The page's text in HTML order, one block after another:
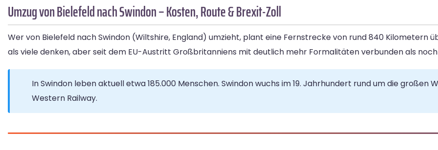
Umzug von Bielefeld nach Swindon – Kosten, Route & Brexit-Zoll
Wer von Bielefeld nach Swindon (Wiltshire, England) umzieht, plant eine Fernstrecke von rund 840 Kilometern
als viele denken, aber seit dem EU-Austritt Großbritanniens mit deutlich mehr Formalitäten verbunden als
In Swindon leben aktuell etwa 185.000 Menschen. Swindon wuchs im 19. Jahrhundert rund um die großen
Western Railway.